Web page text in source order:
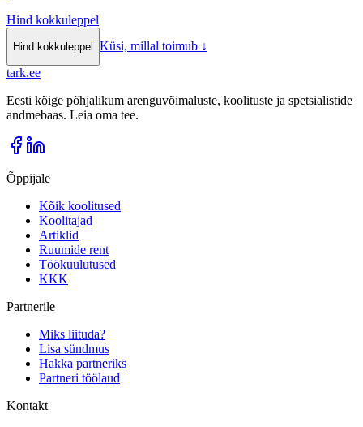
Hind kokkuleppel
Hind kokkuleppel Küsi, millal toimub ↓
tark.ee
Eesti kõige põhjalikum arenguvõimaluste, koolituste ja spetsialistide
andmebaas. Leia oma tee.
Õppijale
Kõik koolitused
Koolitajad
Artiklid
Ruumide rent
Töökuulutused
KKK
Partnerile
Miks liituda?
Lisa sündmus
Hakka partneriks
Partneri töölaud
Kontakt